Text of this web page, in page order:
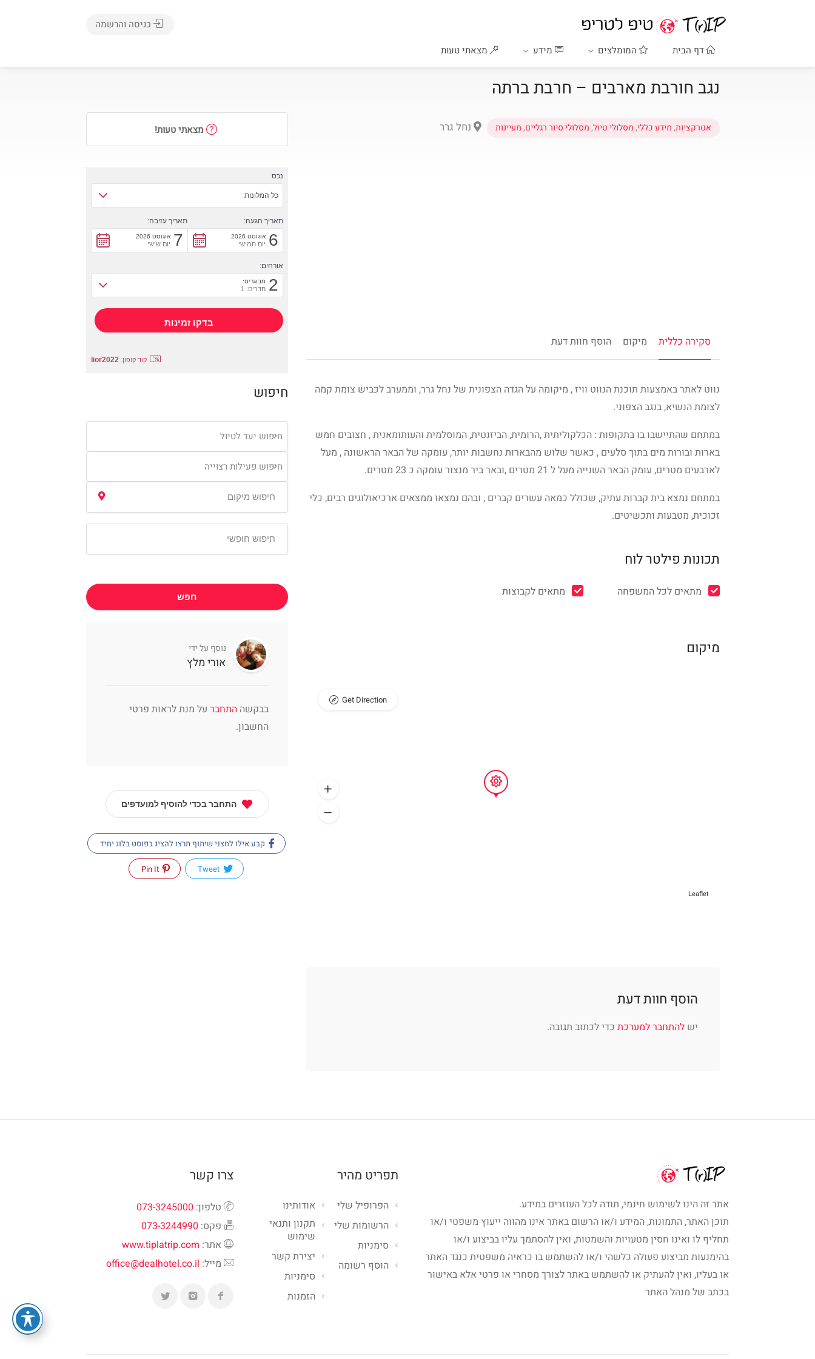
דף הבית המומלצים מידע מצאתי טעות
כניסה והרשמה
נגב חורבת מארבים – חרבת ברתה
אטרקציות,מידע כללי,מסלולי טיול,מסלולי סיור רגליים,מעיינות נחל גרר
סקירה כללית מיקום הוסף חוות דעת
נווט לאתר באמצעות תוכנת הנווט וויז , מיקומה על הגדה הצפונית של נחל גרר, וממערב לכביש צומת קמה
לצומת הנשיא, בנגב הצפוני.
במתחם שהתיישבו בו בתקופות : הכלקוליתית ,הרומית, הביזנטית, המוסלמית והעותומאנית , חצובים חמש
בארות ובורות מים בתוך סלעים , כאשר שלוש מהבארות נחשבות יותר, עומקה של הבאר הראשונה , מעל
לארבעים מטרים, עומק הבאר השנייה מעל ל 21 מטרים ,ובאר ביר מנצור עומקה כ 23 מטרים.
במתחם נמצא בית קברות עתיק, שכולל כמאה עשרים קברים , ובהם נמצאו ממצאים ארכיאולוגים רבים, כלי
זכוכית, מטבעות ותכשיטים.
תכונות פילטר לוח
מתאים לכל המשפחה מתאים לקבוצות
מיקום
Leaflet
Get Direction
הוסף חוות דעת
יש להתחבר למערכת כדי לכתוב תגובה.
מצאתי טעות!
נכס
כל המלונות
תאריך הגעה:
6 אוגוסט 2026
יום חמישי
תאריך עזיבה:
7 אוגוסט 2026
יום שישי
אורחים:
2 מבוגרים:
חדרים: 1
קוד קופון: lior2022
חיפוש
חיפוש יעד לטיול
חיפוש פעילות רצוייה
חפש
נוסף על ידי
אורי מלץ
בבקשה התחבר על מנת לראות פרטי
החשבון.
התחבר בכדי להוסיף למועדפים
קבע אילו לחצני שיתוף תרצו להציג בפוסט בלוג יחיד
אתר זה הינו לשימוש חינמי, תודה לכל העוזרים במידע.
תוכן האתר, התמונות, המידע ו/או הרשום באתר אינו מהווה ייעוץ משפטי ו/או
תחליף לו ואינו חסין מטעויות והשמטות, ואין להסתמך עליו בביצוע ו/או
בהימנעות מביצוע פעולה כלשהי ו/או להשתמש בו כראיה משפטית כנגד האתר
או בעליו, ואין להעתיק או להשתמש באתר לצורך מסחרי או פרטי אלא באישור
בכתב של מנהל האתר
תפריט מהיר
אודותינו
תקנון ותנאי
שימוש
יצירת קשר
סימניות
הזמנות
הפרופיל שלי
הרשומות שלי
סימניות
הוסף רשומה
צרו קשר
טלפון: 073-3245000
פקס: 073-3244990
אתר: www.tiplatrip.com
מייל: office@dealhotel.co.il